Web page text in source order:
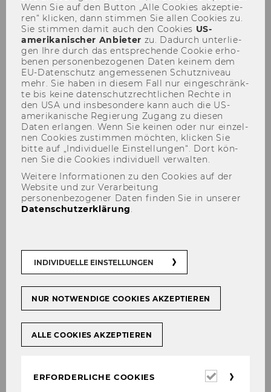
Projekte
For­schungs­pro­jek­te
Das sind vier un­se­rer For­schungs­pro­jek­te. Um
alle sehen zu kön­nen,fol­gen Sie bitte dem
Link zu den For­schungs­pro­jek­ten .
Schulden bei jungen Erwachsenen
Wenn Sie auf den But­ton „Alle Coo­kies ak­zep­tie­
ren“ kli­cken, dann stim­men Sie allen Coo­kies zu.
Sie stim­men damit auch den Coo­kies US-​
amerikanischer An­bie­ter zu. Da­durch un­ter­lie­
gen Ihre durch das ent­spre­chen­de Coo­kie er­ho­
be­nen per­so­nen­be­zo­ge­nen Daten kei­nem dem
EU-​Datenschutz an­ge­mes­se­nen Schutz­ni­veau
mehr. Sie haben in die­sem Fall nur ein­ge­schränk­
te bis keine da­ten­schutz­recht­li­chen Rech­te in
den USA und ins­be­son­de­re kann auch die US-​
amerikanische Re­gie­rung Zu­gang zu die­sen
Daten er­lan­gen. Wenn Sie kei­nen oder nur ein­zel­
nen Coo­kies zu­stim­men möch­ten, kli­cken Sie
bitte auf „In­di­vi­du­el­le Ein­stel­lun­gen“. Dort kön­
nen Sie die Coo­kies in­di­vi­du­ell ver­wal­ten.
Weitere Informationen zu den Cookies auf der
Website und zur Verarbeitung
personenbezogener Daten finden Sie in unserer
Datenschutzerklärung.
INDIVIDUELLE EINSTELLUNGEN
NUR NOTWENDIGE COOKIES AKZEPTIEREN
ALLE COOKIES AKZEPTIEREN
ERFORDERLICHE COOKIES